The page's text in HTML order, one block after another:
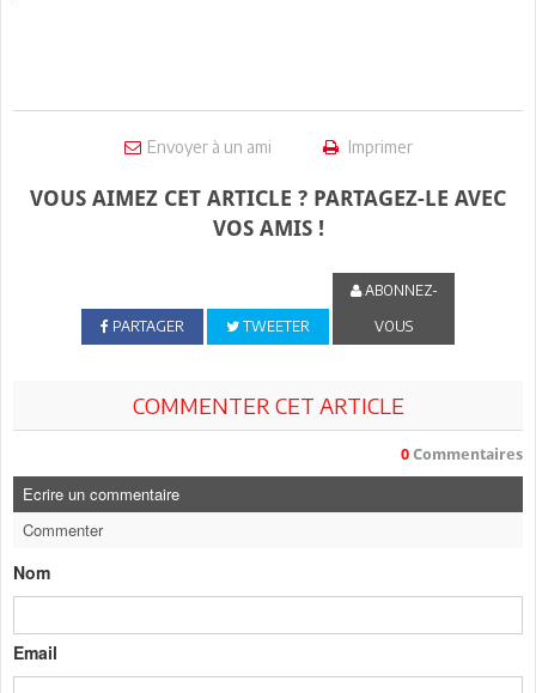
Envoyer à un ami Imprimer
VOUS AIMEZ CET ARTICLE ? PARTAGEZ-LE AVEC
VOS AMIS !
PARTAGER TWEETER
ABONNEZ-
VOUS
COMMENTER CET ARTICLE
0 Commentaires
Ecrire un commentaire
Commenter
Nom
Email